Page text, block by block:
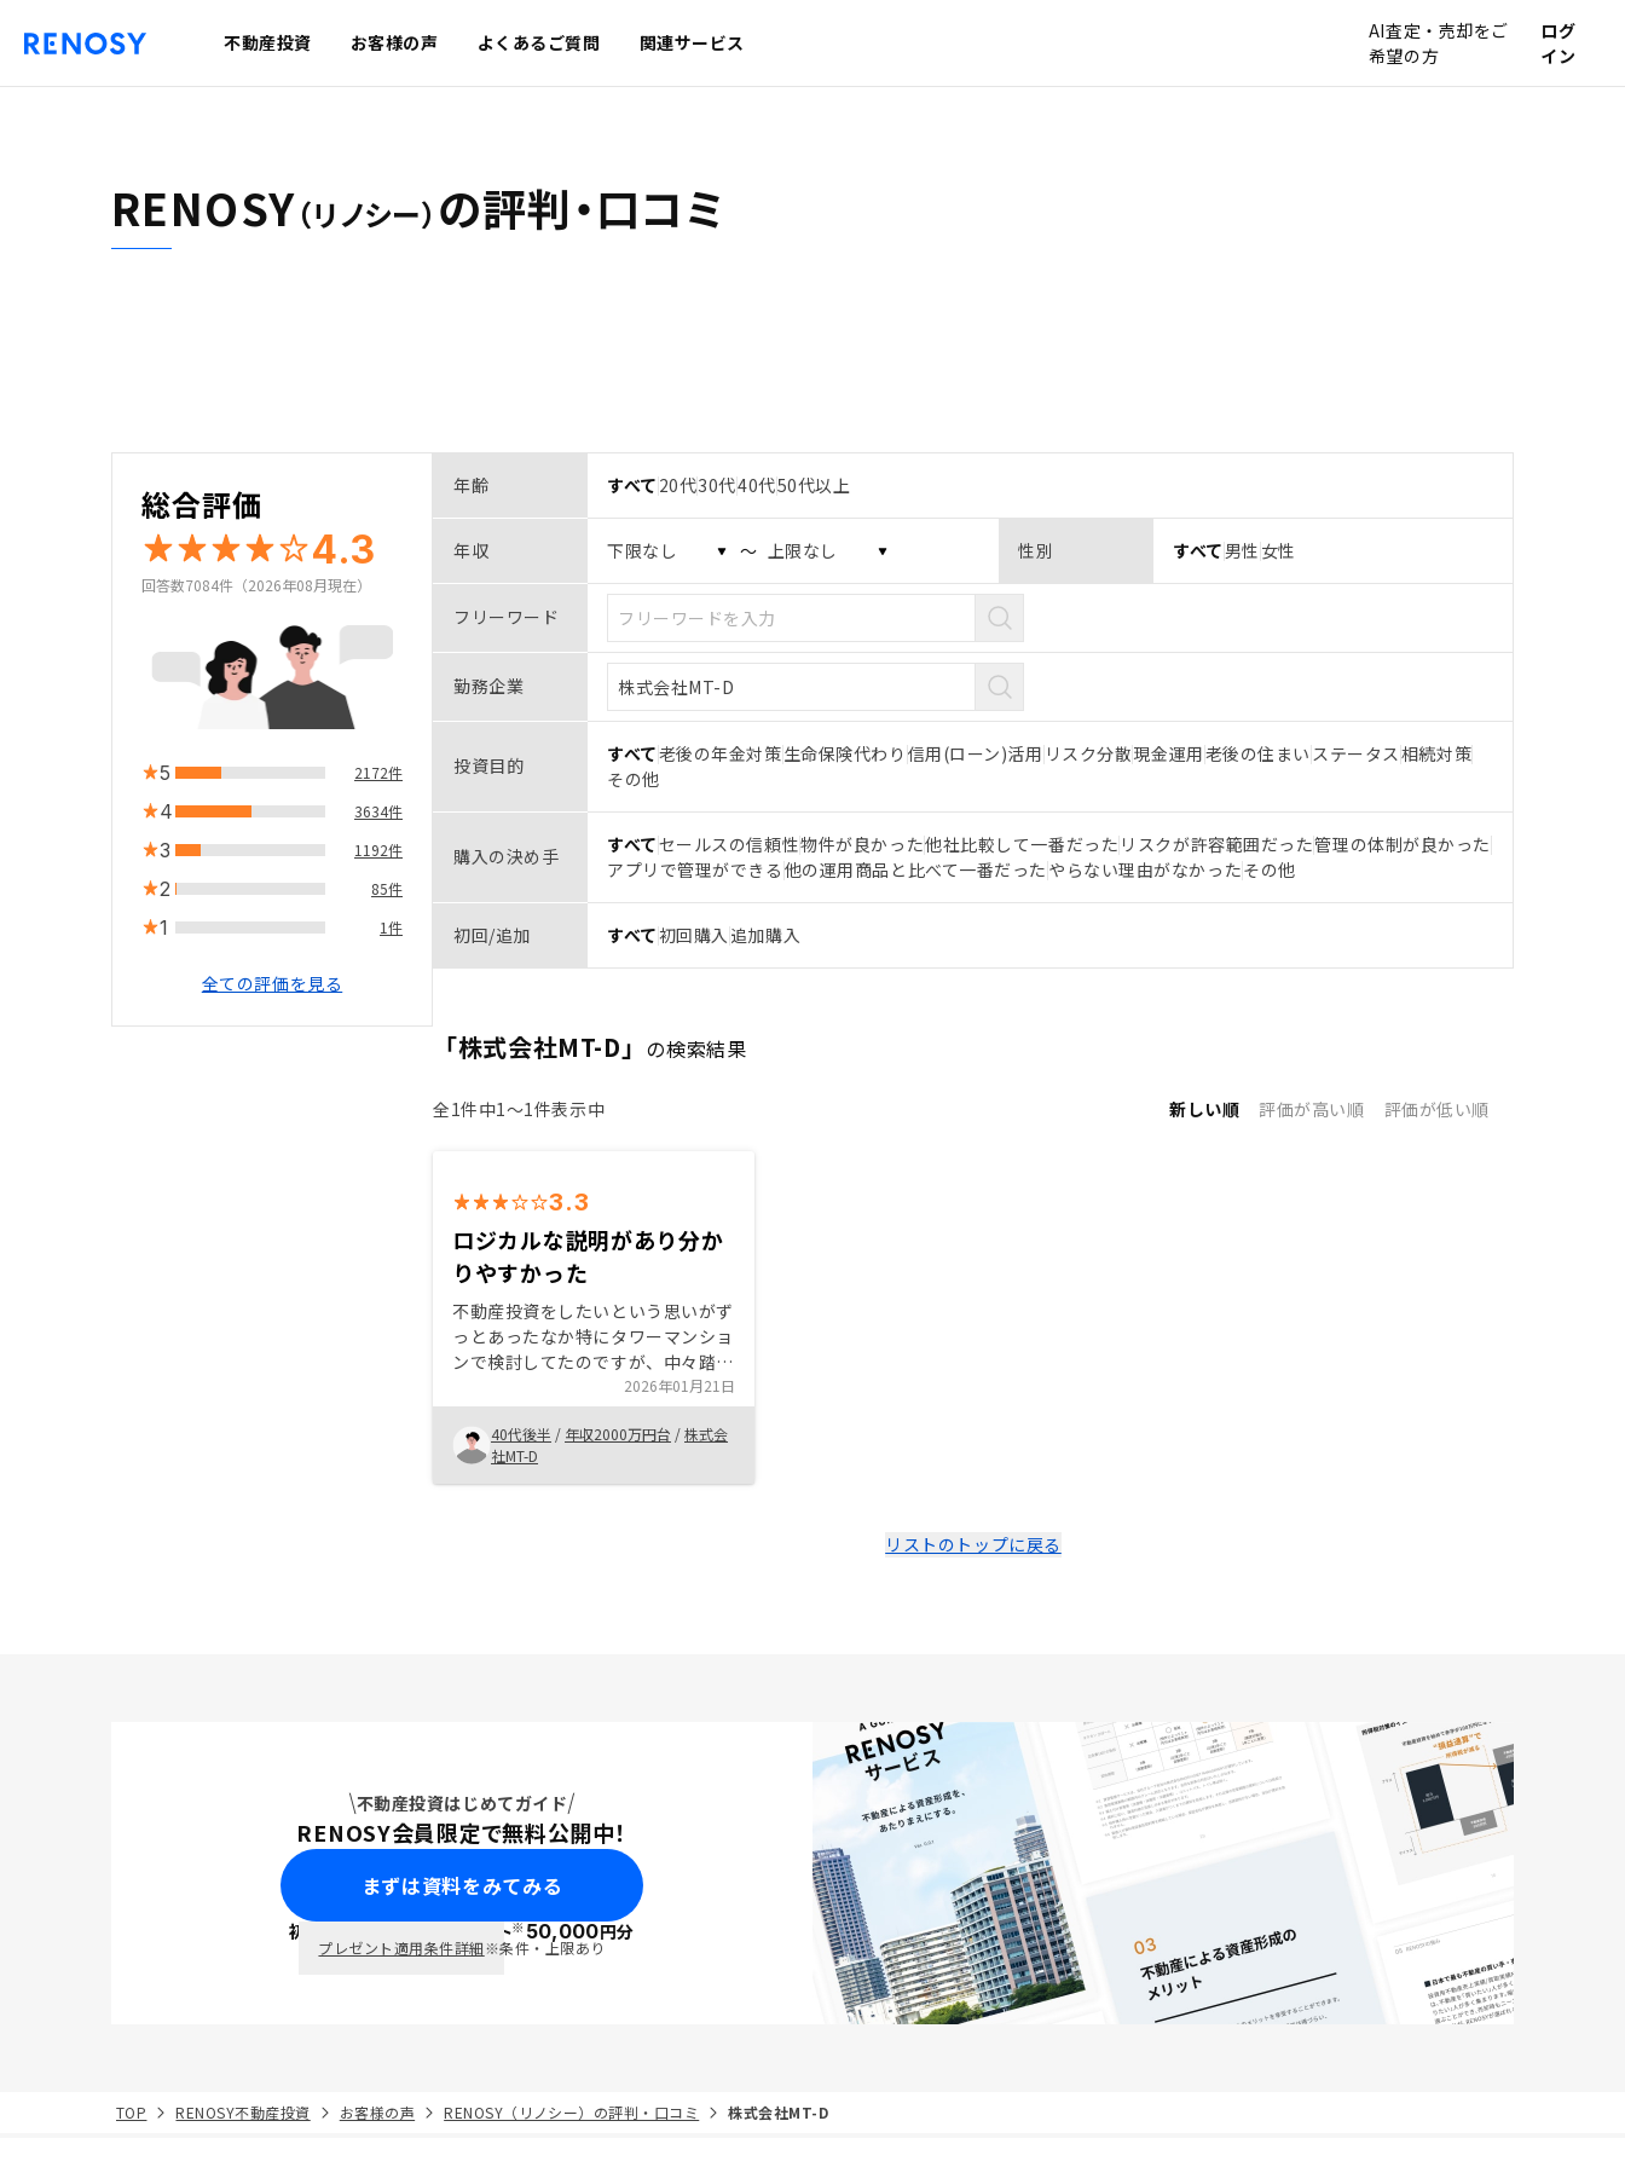
不動産投資 お客様の声 よくあるご質問 関連サービス
AI査定・売却をご
希望の方
ログ
イン
RENOSY（リノシー） の評判・口コミ
総合評価
4.3
回答数7084件（2026年08月現在）
5 2172件
4 3634件
3 1192件
2 85件
1 1件
全ての評価を見る
年齢 すべて 20代30代40代50代以上
年収 〜 性別 すべて 男性 女性
フリーワード
勤務企業
投資目的 すべて老後の年金対策生命保険代わり 信用(ローン)活用 リスク分散現金運用老後の住まい ステータス相続対策
その他
購入の決め手 すべてセールスの信頼性物件が良かった他社比較して一番だった リスクが許容範囲だった管理の体制が良かった
アプリで管理ができる 他の運用商品と比べて一番だった やらない理由がなかったその他
初回/追加 すべて初回購入 追加購入
「株式会社MT-D」 の検索結果
全1件中1〜1件表示中 新しい順 評価が高い順 評価が低い順
3.3
ロジカルな説明があり分か
りやすかった
不動産投資をしたいという思いがず
っとあったなか特にタワーマンショ
ンで検討してたのですが、中々踏み
切れずズルズル今まで時が過ぎまし
てタイミングよくリノシーに出会え
たこと 昨今の値段高騰によってタ
ワーマンションでの利回りは厳しい
と思っていた矢先、コンパクトタイ
2026年01月21日
40代後半 / 年収2000万円台 /株式会
社MT-D
リストのトップに戻る
不動産投資はじめてガイド
RENOSY会員限定で無料公開中！
まずは資料をみてみる
初回面談で ポイント※50,000円分
プレゼント適用条件詳細※条件・上限あり
TOP RENOSY不動産投資 お客様の声 RENOSY（リノシー）の評判・口コミ 株式会社MT-D